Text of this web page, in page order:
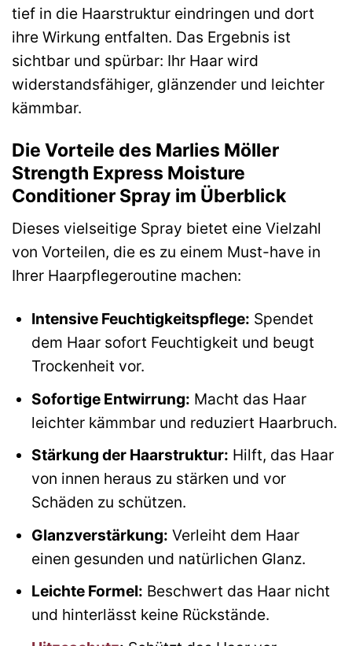
tief in die Haarstruktur eindringen und dort
ihre Wirkung entfalten. Das Ergebnis ist
sichtbar und spürbar: Ihr Haar wird
widerstandsfähiger, glänzender und leichter
kämmbar.
Die Vorteile des Marlies Möller
Strength Express Moisture
Conditioner Spray im Überblick
Dieses vielseitige Spray bietet eine Vielzahl
von Vorteilen, die es zu einem Must-have in
Ihrer Haarpflegeroutine machen:
Intensive Feuchtigkeitspflege: Spendet
dem Haar sofort Feuchtigkeit und beugt
Trockenheit vor.
Sofortige Entwirrung: Macht das Haar
leichter kämmbar und reduziert Haarbruch.
Stärkung der Haarstruktur: Hilft, das Haar
von innen heraus zu stärken und vor
Schäden zu schützen.
Glanzverstärkung: Verleiht dem Haar
einen gesunden und natürlichen Glanz.
Leichte Formel: Beschwert das Haar nicht
und hinterlässt keine Rückstände.